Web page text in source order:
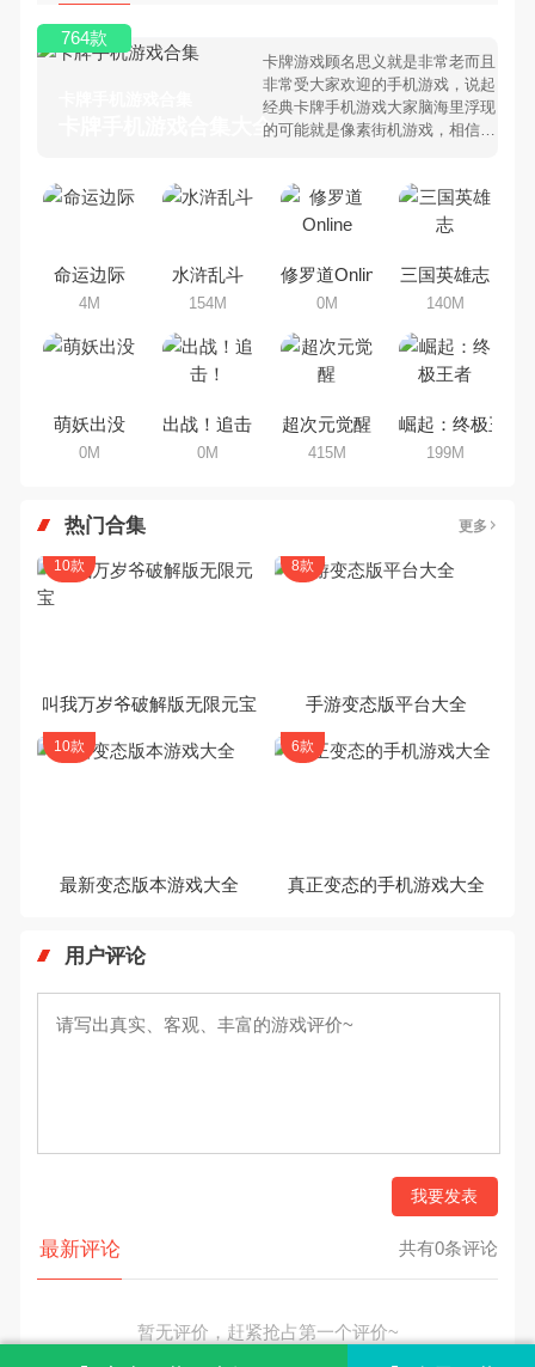
卡牌手机游戏合集大全 >
卡牌游戏顾名思义就是非常老而且
非常受大家欢迎的手机游戏，说起
经典卡牌手机游戏大家脑海里浮现
的可能就是像素街机游戏，相信很
牌手机游戏有哪些呢？游戏今天，
乐途下载站小编芒果味的怪咖给大
集，欢迎大家前来选择下载体验
764款
命运边际
4M
水浒乱斗
154M
修罗道Online
0M
三国英雄志
140M
萌妖出没
0M
出战！追击！
0M
超次元觉醒
415M
崛起：终极王者
199M
热门合集 更多
叫我万岁爷破解版无限元宝
10款
手游变态版平台大全
8款
最新变态版本游戏大全
10款
真正变态的手机游戏大全
6款
用户评论
我要发表
最新评论 共有0条评论
暂无评价，赶紧抢占第一个评价~